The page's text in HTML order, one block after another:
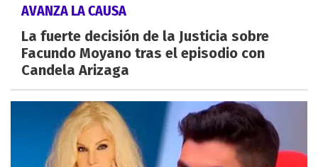
AVANZA LA CAUSA
La fuerte decisión de la Justicia sobre
Facundo Moyano tras el episodio con
Candela Arizaga